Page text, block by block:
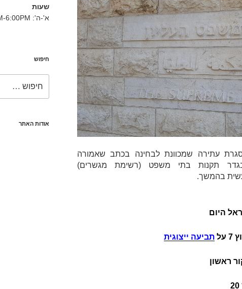
עתירה שמכוונת לבחינה בכתב שאמורה
ביום 5.2.2020 בגדר תקנות בתי משפט (רשימת מגשרים)
היום
תביעה ייצוגית
ראשון
שעות
א'-ה': 8:30AM-6:00PM
חיפוש
אודות האתר